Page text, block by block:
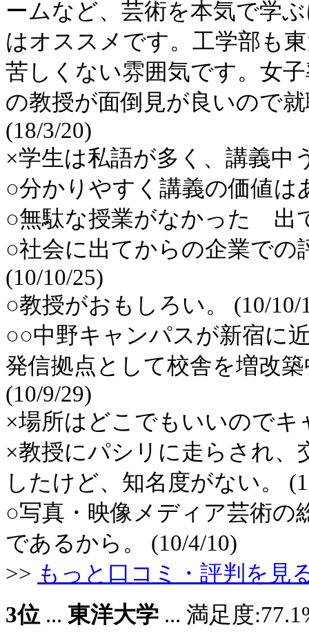
ームなど、芸術を本気で学
はオススメです。工学部も
苦しくない雰囲気です。女
の教授が面倒見が良いので
(18/3/20)
×学生は私語が多く、講義中
○分かりやすく講義の価値は
○無駄な授業がなかった 出
○社会に出てからの企業での
(10/10/25)
○教授がおもしろい。 (10/10/
○○中野キャンパスが新宿に
発信拠点として校舎を増改
(10/9/29)
×場所はどこでもいいのでキ
×教授にパシリに走らされ、
したけど、知名度がない。
○写真・映像メディア芸術の
であるから。 (10/4/10)
>> もっと口コミ・評判を見
3位 ... 東洋大学 ... 満足度